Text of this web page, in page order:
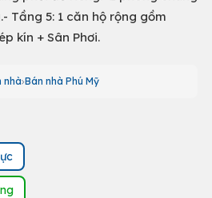
Tầng 5: 1 căn hộ rộng gồm
kín + Sân Phơi.
nhà Bán nhà Phú Mỹ